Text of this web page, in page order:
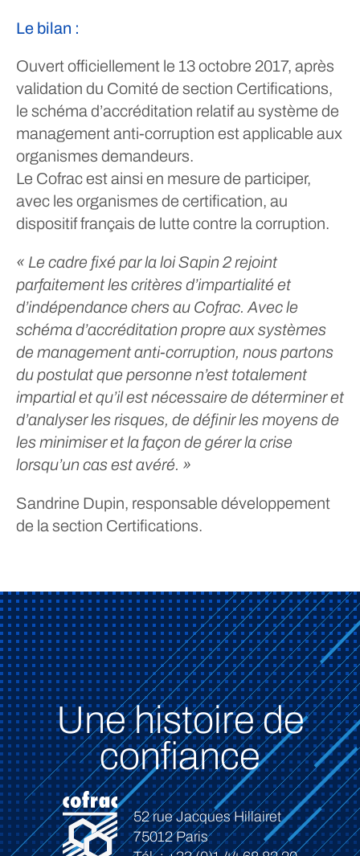
Le bilan :
Ouvert officiellement le 13 octobre 2017, après
validation du Comité de section Certifications,
le schéma d’accréditation relatif au système de
management anti-corruption est applicable aux
organismes demandeurs.
Le Cofrac est ainsi en mesure de participer,
avec les organismes de certification, au
dispositif français de lutte contre la corruption.
« Le cadre fixé par la loi Sapin 2 rejoint
parfaitement les critères d’impartialité et
d’indépendance chers au Cofrac. Avec le
schéma d’accréditation propre aux systèmes
de management anti-corruption, nous partons
du postulat que personne n’est totalement
impartial et qu’il est nécessaire de déterminer et
d’analyser les risques, de définir les moyens de
les minimiser et la façon de gérer la crise
lorsqu’un cas est avéré. »
Sandrine Dupin, responsable développement
de la section Certifications.
Une histoire de
confiance
52 rue Jacques Hillairet
75012 Paris